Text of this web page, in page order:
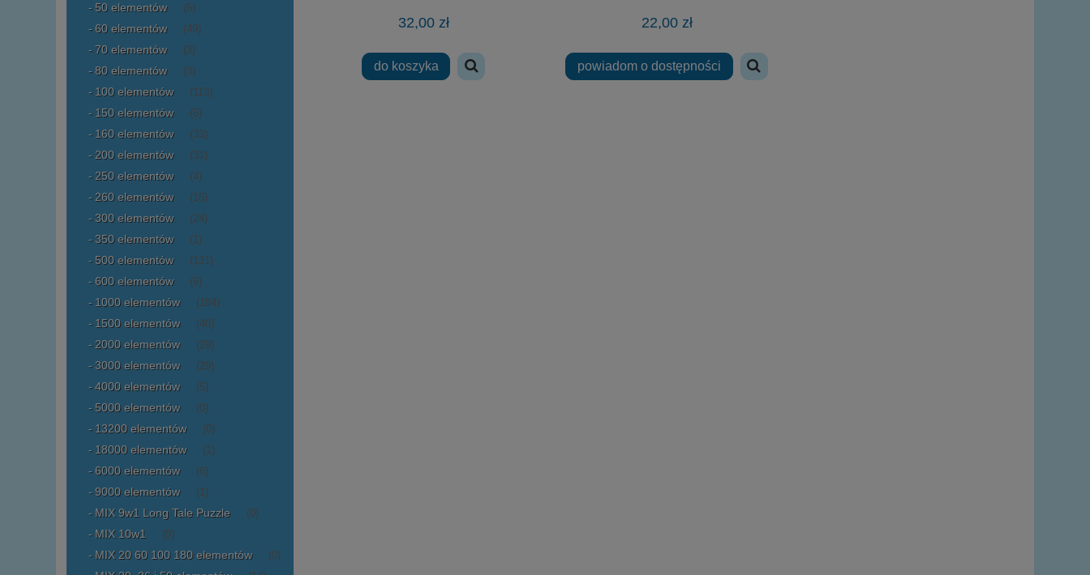
50 elementów (5)
60 elementów (49)
70 elementów (3)
80 elementów (3)
100 elementów (113)
150 elementów (5)
160 elementów (33)
200 elementów (31)
250 elementów (4)
260 elementów (15)
300 elementów (24)
350 elementów (1)
500 elementów (131)
600 elementów (6)
1000 elementów (184)
1500 elementów (40)
2000 elementów (29)
3000 elementów (29)
4000 elementów (5)
5000 elementów (0)
13200 elementów (0)
18000 elementów (1)
6000 elementów (6)
9000 elementów (1)
MIX 9w1 Long Tale Puzzle (0)
MIX 10w1 (0)
MIX 20 60 100 180 elementów (0)
32,00 zł
do koszyka
22,00 zł
powiadom o dostępności